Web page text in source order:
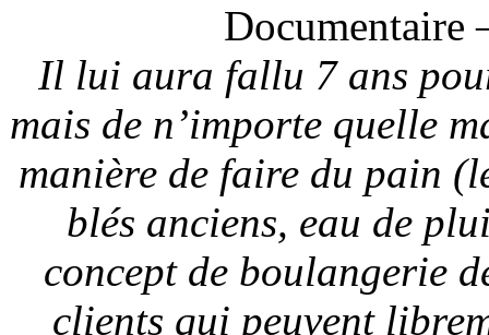
Documentaire
Il lui aura fallu 7 ans
mais de n’importe quelle
manière de faire du pain
blés anciens, eau de
concept de boulangerie
clients qui peuvent